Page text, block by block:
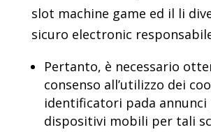
slot machine game ed il li
sicuro electronic
Pertanto, è necessario
consenso all’utilizzo dei
identificatori pada annunci
dispositivi mobili per tali